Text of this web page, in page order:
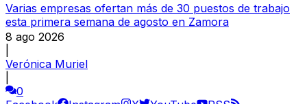
Varias empresas ofertan más de 30 puestos de trabajo
esta primera semana de agosto en Zamora
8 ago 2026
Verónica Muriel
0